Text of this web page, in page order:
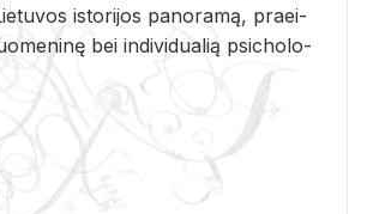
is­to­ri­jos pa­no­ra­mą, pra­ei­
bei in­di­vi­dua­lią psi­cho­lo­